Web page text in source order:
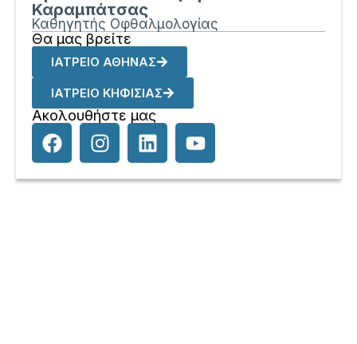
Καραμπάτσας
Καθηγητής Οφθαλμολογίας
Θα μας βρείτε
ΙΑΤΡΕΙΟ ΑΘΗΝΑΣ
ΙΑΤΡΕΙΟ ΚΗΦΙΣΙΑΣ
Ακολουθήστε μας